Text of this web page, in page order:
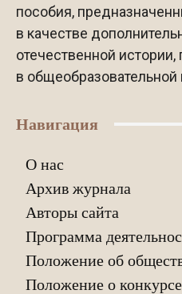
пособия,
в качестве
отечественной
в общеобразовательной
Навигация
О нас
Архив журнала
Авторы сайта
Программа
Положение об
Положение о